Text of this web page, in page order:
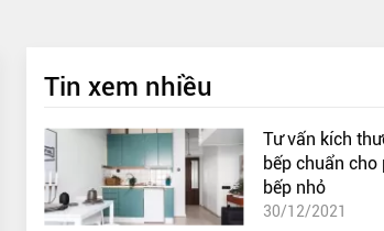
Tin xem nhiều
Tư vấn kích
bếp chuẩn cho
bếp nhỏ
30/12/2021